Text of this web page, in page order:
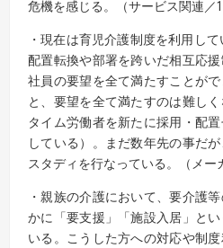
危機を感じる。（サービス関連／
・現在は育児介護制度を利用して
配置転換や部署を跨いだ相互応
社員の要望を全て満たすことが
と、要望を全て満たすのは難し
タイム労働者を新たに採用・配
している）。まだ数年先の事だ
スタディを行なっている。（メー
・親族の介護において、要介護
かに「要支援」「施設入居」と
いる。こうした方への対応や制